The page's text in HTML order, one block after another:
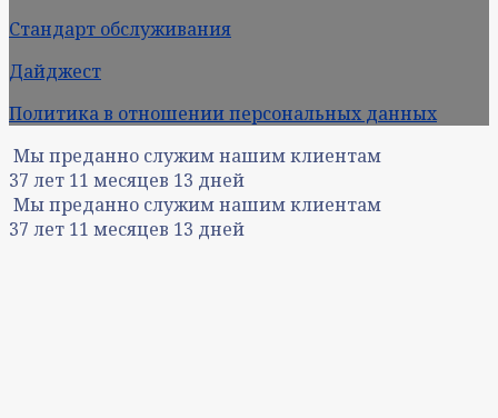
Стандарт обслуживания
Дайджест
Политика в отношении персональных данных
Мы преданно служим нашим клиентам
37 лет 11 месяцев 13 дней
Мы преданно служим нашим клиентам
37 лет 11 месяцев 13 дней